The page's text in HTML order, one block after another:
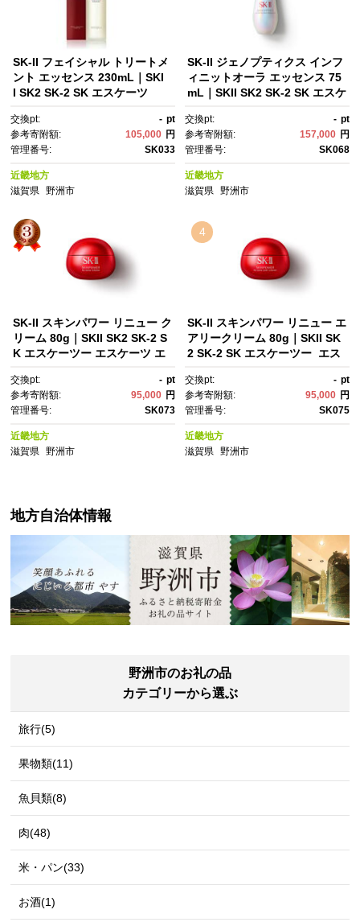
SK-II フェイシャル トリートメ
ント エッセンス 230mL｜SKI
I SK2 SK-2 SK エスケーツ
ラ スキンケア 化粧品 ｺｽﾒ フェ
イシャルトリートメントエッセ
ンス フェイシャルトリートメ
ント トリートメントエッセン
ス 化粧水｜
交換pt: - pt
参考寄附額:
105,000 円
管理番号:
SK033
近畿地方
滋賀県
野洲市
SK-II ジェノプティクス インフ
ィニットオーラ エッセンス 75
mL｜SKII SK2 SK-2 SK エスケ
テラ スキンケア 化粧品 コス
メ エッセンス ジェノプ 美容
液 美白 美白美容液 ホワイトニ
ング｜
交換pt: - pt
参考寄附額:
157,000 円
管理番号:
SK068
近畿地方
滋賀県 野洲市
SK-II スキンパワー リニュー ク
リーム 80g｜SKII SK2 SK-2 S
K エスケーツー エスケーツ エ
キンケア 化粧品 コスメ スキン
パワー リニュー クリーム 乳
液 美容乳液 美容 保湿乳液 保
湿 基礎化粧品｜
交換pt: - pt
参考寄附額:
95,000 円
管理番号:
SK073
近畿地方
滋賀県
野洲市
4
SK-II スキンパワー リニュー エ
アリークリーム 80g｜SKII SK
2 SK-2 SK エスケーツー エス
ンケア 化粧品 コスメ スキンパ
ワー リニュー エアリークリー
ム 乳液 美容乳液 美容 保湿乳
液 保湿 基礎化粧品｜
交換pt: - pt
参考寄附額:
95,000 円
管理番号:
SK075
近畿地方
滋賀県 野洲市
地方自治体情報
野洲市のお礼の品
カテゴリーから選ぶ
旅行(5)
果物類(11)
魚貝類(8)
肉(48)
米・パン(33)
お酒(1)